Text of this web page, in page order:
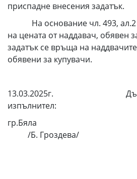
приспадне внесения задатък.
На основание чл. 493, ал.2
на цената от наддавач, обявен
задатък се връща на
обявени за купувачи.
13.03.2025г.
изпълнител:
/Б. Гроздева/